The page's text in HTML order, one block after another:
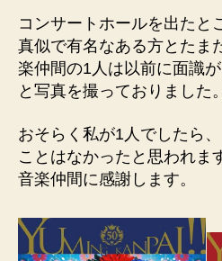
コンサートホールを出たと
真似で有名なある方とたま
楽仲間の1人は以前に面識
と写真を撮っておりました。
おそらく私が1人でしたら
ことはなかったと思われま
音楽仲間に感謝します。